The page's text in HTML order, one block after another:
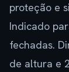
proteção e
Indicado
fechadas.
de altura e